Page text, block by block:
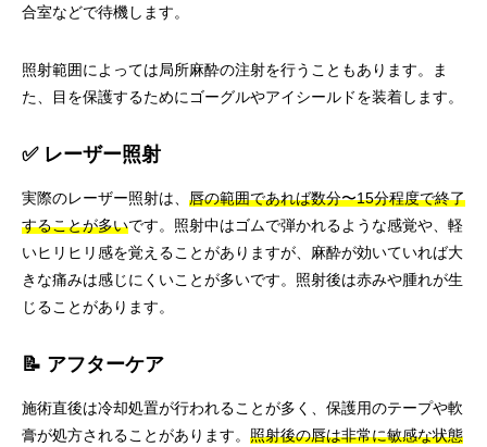
合室などで待機します。
照射範囲によっては局所麻酔の注射を行うこともあります。ま
た、目を保護するためにゴーグルやアイシールドを装着します。
✅ レーザー照射
実際のレーザー照射は、 唇の範囲であれば数分〜15分程度で終了
することが多いです。照射中はゴムで弾かれるような感覚や、軽
いヒリヒリ感を覚えることがありますが、麻酔が効いていれば大
きな痛みは感じにくいことが多いです。照射後は赤みや腫れが生
じることがあります。
📝 アフターケア
施術直後は冷却処置が行われることが多く、保護用のテープや軟
膏が処方されることがあります。 照射後の唇は非常に敏感な状態